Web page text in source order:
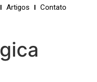
Artigos Contato